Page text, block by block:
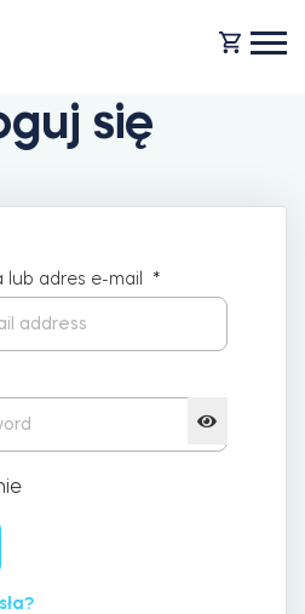
się
lub adres e-mail *